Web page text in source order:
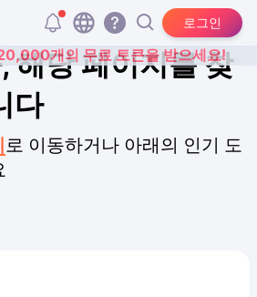
로그인
개의 무료 토큰을 받으세요!
해당 페이지를 찾
다
로 이동하거나 아래의 인기 도